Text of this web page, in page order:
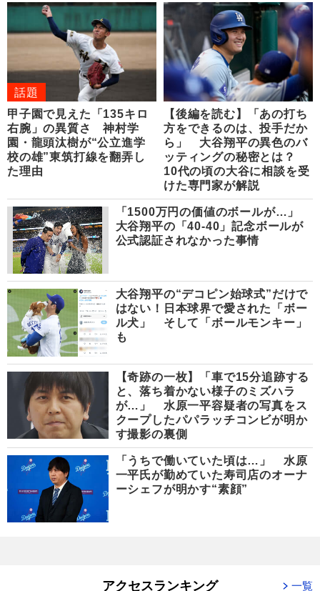
話題
甲子園で見えた「135キロ
右腕」の異質さ 神村学
園・龍頭汰樹が“公立進学
校の雄”東筑打線を翻弄し
た理由
【後編を読む】「あの打ち
方をできるのは、投手だか
ら」 大谷翔平の異色のバ
ッティングの秘密とは？
10代の頃の大谷に相談を受
けた専門家が解説
「1500万円の価値のボールが…」
大谷翔平の「40-40」記念ボールが
公式認証されなかった事情
大谷翔平の“デコピン始球式”だけで
はない！日本球界で愛された「ボー
ル犬」 そして「ボールモンキー」
も
【奇跡の一枚】「車で15分追跡する
と、落ち着かない様子のミズハラ
が…」 水原一平容疑者の写真をス
クープしたパパラッチコンビが明か
す撮影の裏側
「うちで働いていた頃は…」 水原
一平氏が勤めていた寿司店のオーナ
ーシェフが明かす“素顔”
アクセスランキング 一覧